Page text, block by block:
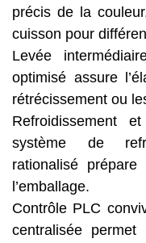
précis de la
cuisson pour
Levée
optimisé assure
rétrécissement ou
Refroidissement
système de
rationalisé
l’emballage.
Contrôle PLC
centralisée